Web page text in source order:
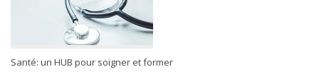
Santé: un HUB pour soigner et former